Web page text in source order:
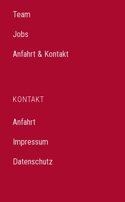
Team
Jobs
Anfahrt & Kontakt
KONTAKT
Anfahrt
Impressum
Datenschutz